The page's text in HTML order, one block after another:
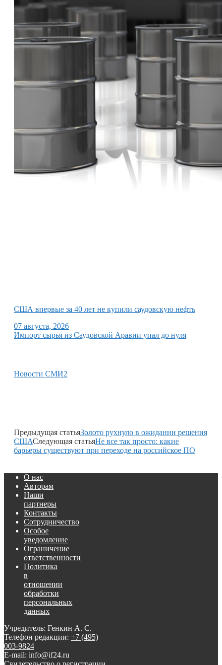
США впервые за 40 лет не купили саудовскую нефть
07 августа, 2026
Импорт сырья из Саудовской Аравии упал до нуля
Новости СМИ2
Предыдущая статьяЗолото рухнуло в ожидании решения
СШАСледующая статьяНе все так просто: какие
барьеры существуют при переходе на российское ПО
О нас
Авторам
Наши
партнеры
Контакты
Сотрудничество
Особое
уведомление
Ограничение
ответственности
Политика
в
отношении
обработки
персональных
данных
Учредитель: Генкин А. С.
Телефон редакции: +7 (495)
003-9824
E-mail: info@if24.ru